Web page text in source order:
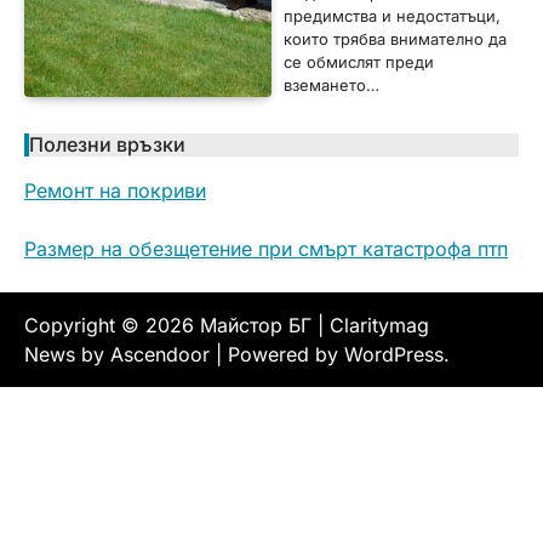
предимства и недостатъци,
които трябва внимателно да
се обмислят преди
вземането…
Полезни връзки
Ремонт на покриви
Размер на обезщетение при смърт катастрофа птп
Copyright © 2026 Майстор БГ | Claritymag
News by Ascendoor | Powered by WordPress.